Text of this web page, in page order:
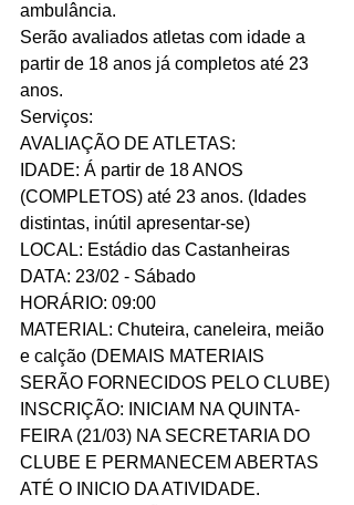
ambulância.
Serão avaliados atletas com idade a
partir de 18 anos já completos até 23
anos.
Serviços:
AVALIAÇÃO DE ATLETAS:
IDADE: Á partir de 18 ANOS
(COMPLETOS) até 23 anos. (Idades
distintas, inútil apresentar-se)
LOCAL: Estádio das Castanheiras
DATA: 23/02 - Sábado
HORÁRIO: 09:00
MATERIAL: Chuteira, caneleira, meião
e calção (DEMAIS MATERIAIS
SERÃO FORNECIDOS PELO CLUBE)
INSCRIÇÃO: INICIAM NA QUINTA-
FEIRA (21/03) NA SECRETARIA DO
CLUBE E PERMANECEM ABERTAS
ATÉ O INICIO DA ATIVIDADE.